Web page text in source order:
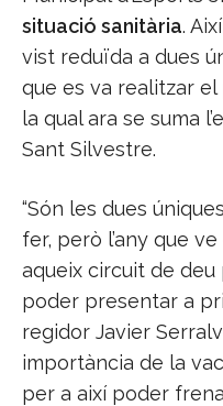
situació sanitària.
vist reduïda a dues
que es va realitzar
la qual ara se suma
Sant Silvestre.
“Són les dues
fer, però l’any que
aqueix circuit de
poder presentar a
regidor Javier
importància de la
per a així poder